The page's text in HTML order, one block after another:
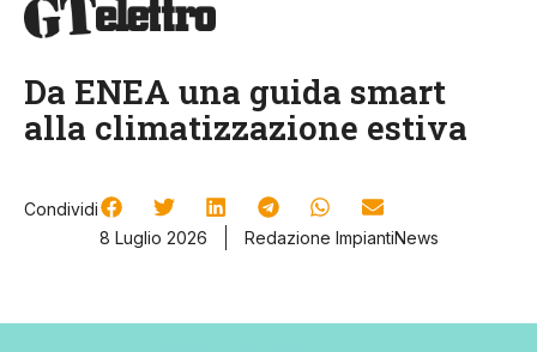
Da ENEA una guida smart
alla climatizzazione estiva
Condividi
8 Luglio 2026
Redazione ImpiantiNews